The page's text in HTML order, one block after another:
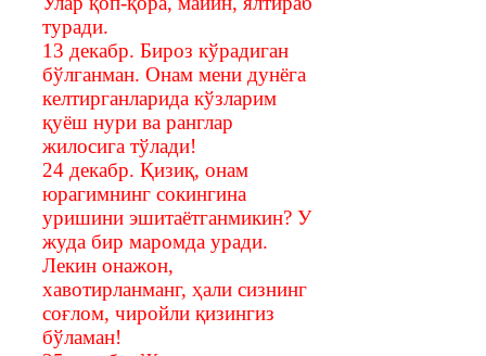
туради.
13 декабр. Бироз кўрадиган
бўлганман. Онам мени дунёга
келтирганларида кўзларим
қуёш нури ва ранглар
жилосига тўлади!
24 декабр. Қизиқ, онам
юрагимнинг сокингина
уришини эшитаётганмикин? У
жуда бир маромда уради.
Лекин онажон,
хавотирланманг, ҳали сизнинг
соғлом, чиройли қизингиз
бўламан!